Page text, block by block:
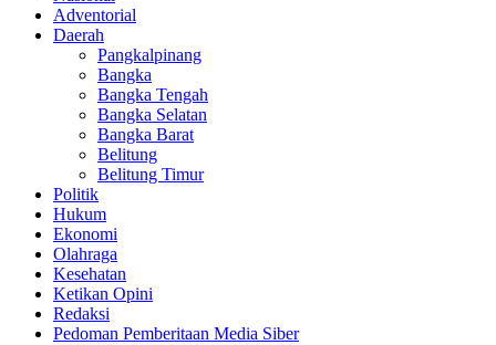
Adventorial
Daerah
Pangkalpinang
Bangka
Bangka Tengah
Bangka Selatan
Bangka Barat
Belitung
Belitung Timur
Politik
Hukum
Ekonomi
Olahraga
Kesehatan
Ketikan Opini
Redaksi
Pedoman Pemberitaan Media Siber